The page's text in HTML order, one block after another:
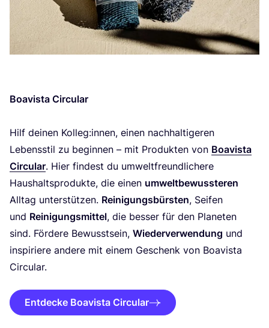
Boavis­ta Cir­cu­lar
Hilf dei­nen Kolleg:innen, einen nach­hal­ti­ge­ren
Lebens­stil zu begin­nen – mit Pro­duk­ten von Boavis­ta
Cir­cu­lar. Hier fin­dest du umwelt­freund­li­che­re
Haus­halts­pro­duk­te, die einen umwelt­be­wuss­te­ren
All­tag unter­stüt­zen. Rei­ni­gungs­bürs­ten, Sei­fen
und Rei­ni­gungs­mit­tel, die bes­ser für den Pla­ne­ten
sind. För­de­re Bewusst­sein, Wie­der­ver­wen­dung und
inspi­rie­re ande­re mit einem Geschenk von Boavis­ta
Circular.
Entdecke Boavista Circular